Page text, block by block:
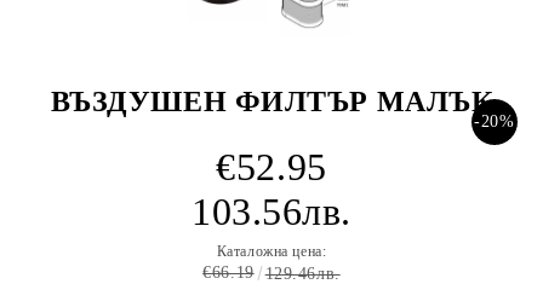
ВЪЗДУШЕН ФИЛТЪР МАЛЪК
-20%
€52.95
103.56лв.
Каталожна цена:
€66.19 129.46лв.